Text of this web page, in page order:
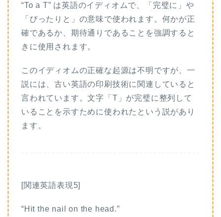
“To a T” は英語のイディオムで、「完璧に」や
「ぴったりと」の意味で使われます。何かが正
確であるか、期待通りであることを強調すると
きに使用されます。
このイディオムの正確な起源は不明ですが、一
説には、古い英語の印刷技術に関連していると
言われています。文字「T」が完璧に整列して
いることを示すために使われたという説があり
ます。
[関連英語表現5]
“Hit the nail on the head.”